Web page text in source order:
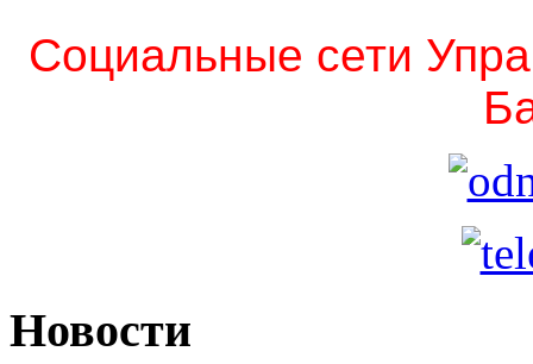
Социальные сети
Новости